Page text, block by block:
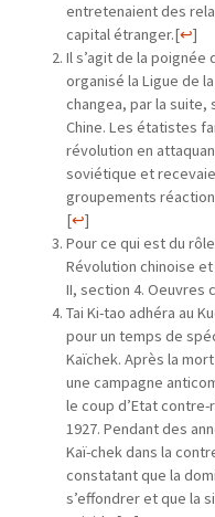
entretenaient des
capital étranger.[↩]
Il s’agit de la
organisé la Ligue de
changea, par la suite,
Chine. Les étatistes
révolution en
soviétique et
groupements
[↩]
Pour ce qui est du
Révolution chinoise
II, section 4. Oeuvres
Tai Ki-tao adhéra au
pour un temps de
Kaïchek. Après la
une campagne
le coup d’Etat
1927. Pendant des
Kaï-chek dans la
constatant que la
s’effondrer et que la